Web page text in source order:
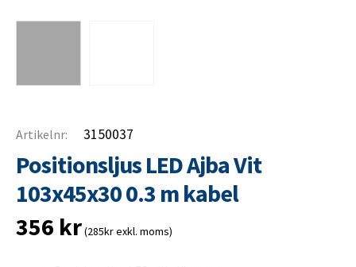
Artikelnr: 3150037
Positionsljus LED Ajba Vit
103x45x30 0.3 m kabel
356 kr(285kr exkl. moms)